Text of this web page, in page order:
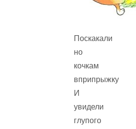
Поскакали
но
кочкам
вприпрыжку
И
увидели
глупого